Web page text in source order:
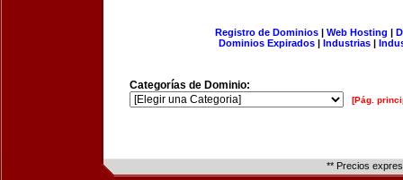
Registro de Dominios| Web Hosting |
Dominios Expirados | Industrias |
Categorías de Dominio:
[Pág.
** Precios